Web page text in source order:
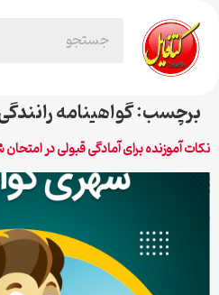
برچسب:گواهینامه
نکات آموزنده برای آمادگی قبولی در